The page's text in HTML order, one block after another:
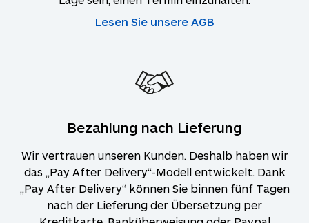
Lesen Sie unsere AGB
Bezahlung nach Lieferung
Wir vertrauen unseren Kunden. Deshalb haben wir
das „Pay After Delivery“-Modell entwickelt. Dank
„Pay After Delivery“ können Sie binnen fünf Tagen
nach der Lieferung der Übersetzung per